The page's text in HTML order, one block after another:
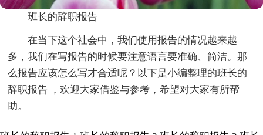
班长的辞职报告
在当下这个社会中，我们使用报告的情况越来越
多，我们在写报告的时候要注意语言要准确、简洁。那
么报告应该怎么写才合适呢？以下是小编整理的班长的
辞职报告 ，欢迎大家借鉴与参考，希望对大家有所帮
助。